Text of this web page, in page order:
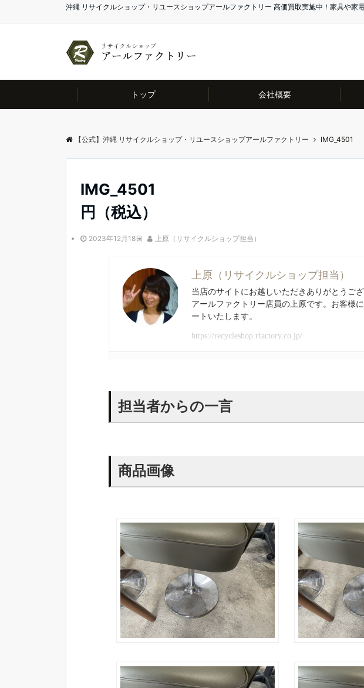
沖縄 リサイクルショップ・リユースショップアールファクトリー 高価買取実施中！家具や
トップ 会社概要
【公式】沖縄 リサイクルショップ・リユースショップアールファクトリー IMG_4501
IMG_4501
円（税込）
2023年12月18日 上原（リサイクルショップ担当）
上原（リサイクルショップ担当）
当店のサイトにお越しいただきありがとうご
アールファクトリー店員の上原です。お客様
ートいたします。
https://recycleshop.rfactory.co.jp/
担当者からの一言
商品画像